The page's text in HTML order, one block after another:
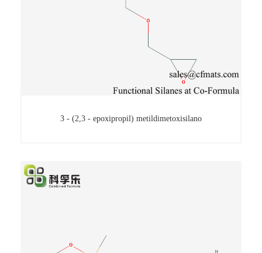
3 - (2,3 - epoxipropil) metildimetoxisilano